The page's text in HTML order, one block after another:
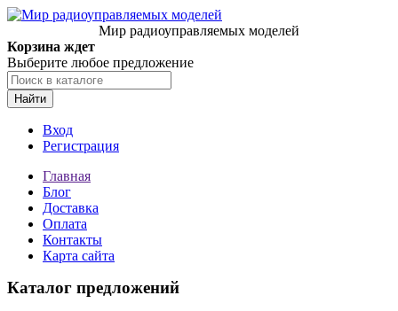
Мир радиоуправляемых моделей
Корзина ждет
Выберите любое предложение
Найти
Вход
Регистрация
Главная
Блог
Доставка
Оплата
Контакты
Карта сайта
Каталог предложений